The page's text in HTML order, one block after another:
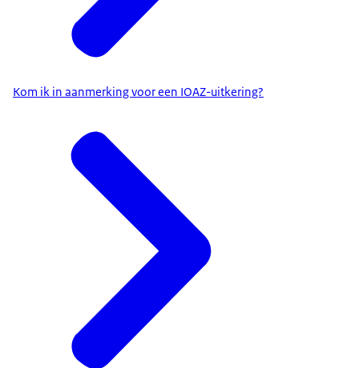
Kom ik in aanmerking voor een IOAZ-uitkering?